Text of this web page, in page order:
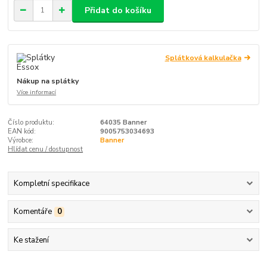
Přidat do košíku
Splátková kalkulačka
Nákup na splátky
Více informací
Číslo produktu:
64035 Banner
EAN kód:
9005753034693
Výrobce:
Banner
Hlídat cenu / dostupnost
Kompletní specifikace
Komentáře 0
Ke stažení